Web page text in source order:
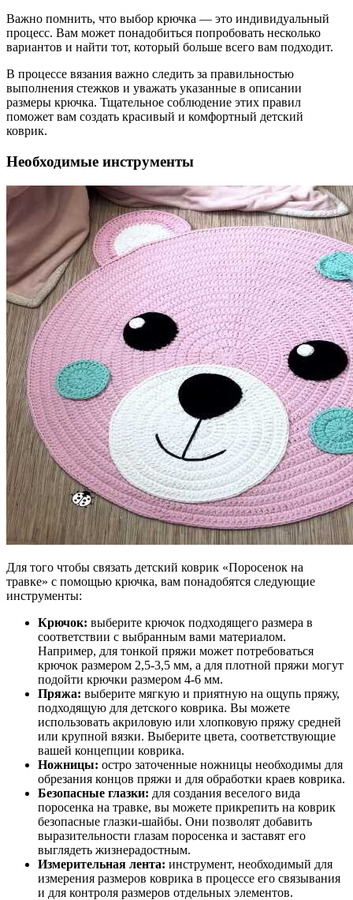
Важно помнить, что выбор крючка — это индивидуальный
процесс. Вам может понадобиться попробовать несколько
вариантов и найти тот, который больше всего вам подходит.
В процессе вязания важно следить за правильностью
выполнения стежков и уважать указанные в описании
размеры крючка. Тщательное соблюдение этих правил
поможет вам создать красивый и комфортный детский
коврик.
Необходимые инструменты
Для того чтобы связать детский коврик «Поросенок на
травке» с помощью крючка, вам понадобятся следующие
инструменты:
Крючок: выберите крючок подходящего размера в
соответствии с выбранным вами материалом.
Например, для тонкой пряжи может потребоваться
крючок размером 2,5-3,5 мм, а для плотной пряжи могут
подойти крючки размером 4-6 мм.
Пряжа: выберите мягкую и приятную на ощупь пряжу,
подходящую для детского коврика. Вы можете
использовать акриловую или хлопковую пряжу средней
или крупной вязки. Выберите цвета, соответствующие
вашей концепции коврика.
Ножницы: остро заточенные ножницы необходимы для
обрезания концов пряжи и для обработки краев коврика.
Безопасные глазки: для создания веселого вида
поросенка на травке, вы можете прикрепить на коврик
безопасные глазки-шайбы. Они позволят добавить
выразительности глазам поросенка и заставят его
выглядеть жизнерадостным.
Измерительная лента: инструмент, необходимый для
измерения размеров коврика в процессе его связывания
и для контроля размеров отдельных элементов.